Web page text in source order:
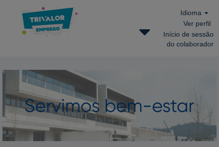
Idioma
Ver perfil
Início de sessão
do colaborador